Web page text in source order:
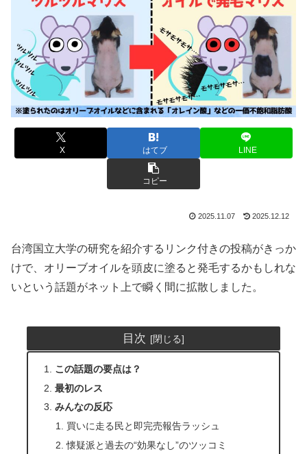
X はてブ LINE
コピー
2025.11.07 2025.12.12
台湾国立大学の研究を紹介するリンク付きの投稿がきっか
けで、オリーブオイルを頭皮に塗ると発毛するかもしれな
いという話題がネット上で瞬く間に拡散しました。
目次
この話題の要点は？
最初のレス
みんなの反応
買いに走る民と即完売報告ラッシュ
懐疑派と過去の“効果なし”のツッコミ